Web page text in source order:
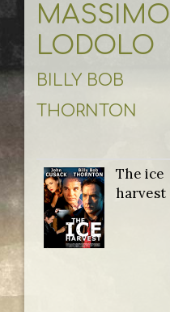
MASSIMO
LODOLO
BILLY BOB
THORNTON
The ice
harvest